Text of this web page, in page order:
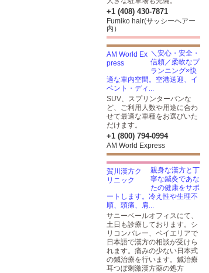
+1 (408) 430-7871
Fumiko hair(サッシーヘアー
内）
＼安心・安全・
信頼／柔軟なプ
ランニング×快
適な車内空間。空港送迎、イ
ベント・ディ...
SUV、スプリンターバンな
ど、ご利用人数や用途に合わ
せて最適な車種をお選びいた
だけます。
+1 (800) 794-0994
AM World Express
親身な漢方と丁
寧な鍼灸であな
たの健康をサポ
ートします。冷え性や生理不
順、頭痛、肩...
サニーベールオフィスにて、
土日も診療しております。シ
リコンバレー、ベイエリアで
日本語で漢方の相談が受けら
れます。痛みの少ない日本式
の鍼治療を行います。鍼治療
耳つぼ刺激漢方薬の処方